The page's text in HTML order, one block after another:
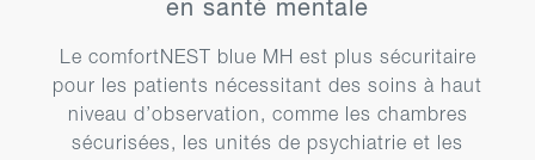
en santé mentale
Le comfortNEST blue MH est plus sécuritaire
pour les patients nécessitant des soins à haut
niveau d’observation, comme les chambres
sécurisées, les unités de psychiatrie et les